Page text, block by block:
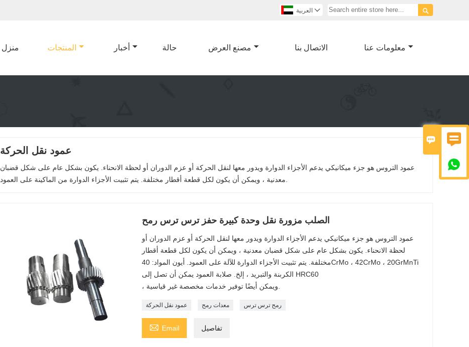
 

 العربية 
منزل المنتجات أخبار حالة مصنع العرض الاتصال بنا معلومات عنا
عمود نقل الحركة
عمود التروس هو جزء ميكانيكي يدعم الأجزاء الدوارة ويدور معها لنقل الحركة أو عزم الدوران أو لحظة الانحناء. يكون بشكل عام على شكل قضبان
الصلب مزورة نقل وحدة كبيرة حفز ترس ترس رمح
عمود التروس هو جزء ميكانيكي يدعم الأجزاء الدوارة ويدور معها لنقل الحركة أو عزم الدوران أو
لحظة الانحناء. يكون بشكل عام على شكل قضبان معدنية ، ويمكن أن يكون لكل قطعة أقطار
مختلفة. يتم تثبيت الأجزاء الدوارة للآلة على العمود. أيون المواد: 40CrMo ، 42CrMo ، 20GrMnTi
الكربنة والتبريد ، إلخ. صلابة العمود يمكن أن تصل إلى HRC60
، ويمكن أيضًا توفير خدمات مخصصة غير قياسية.
عمود نقل الحركة معدات رمح رمح ترس ترس
 Email تفاصيل